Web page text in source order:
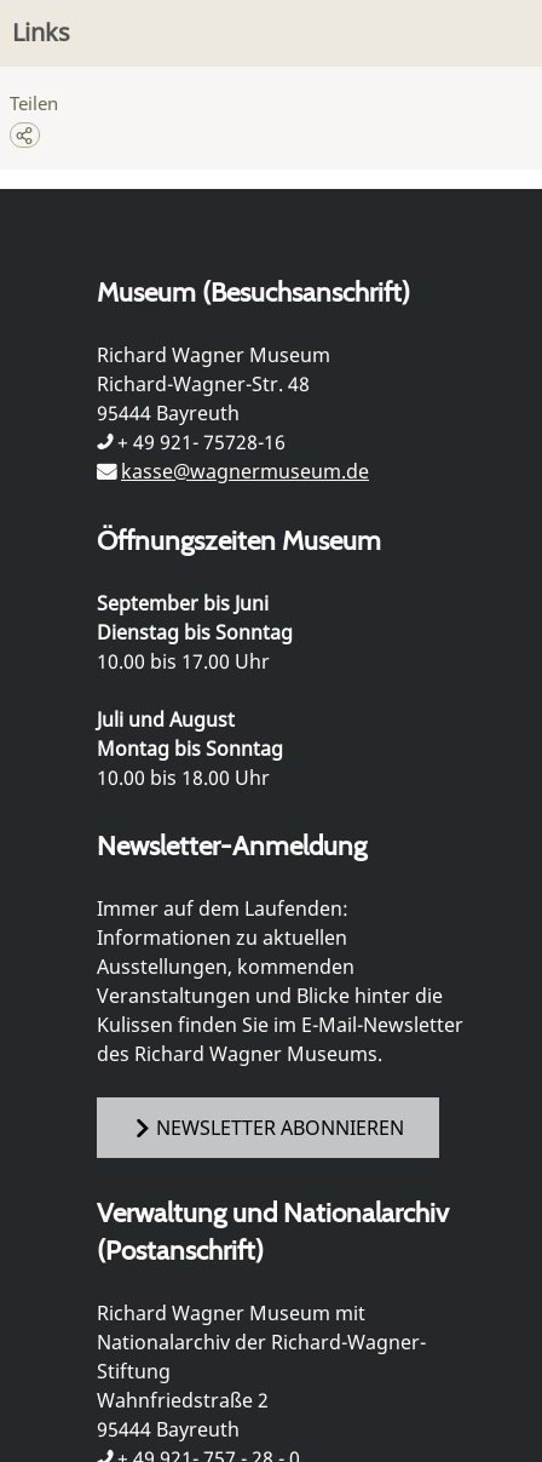
Links
Teilen
Museum (Besuchsanschrift)
Richard Wagner Museum
Richard-Wagner-Str. 48
95444 Bayreuth
+ 49 921- 75728-16
kasse@wagnermuseum.de
Öffnungszeiten Museum
September bis Juni
Dienstag bis Sonntag
10.00 bis 17.00 Uhr
Juli und August
Montag bis Sonntag
10.00 bis 18.00 Uhr
Newsletter-Anmeldung
Immer auf dem Laufenden:
Informationen zu aktuellen
Ausstellungen, kommenden
Veranstaltungen und Blicke hinter die
Kulissen finden Sie im E-Mail-Newsletter
des Richard Wagner Museums.
NEWSLETTER ABONNIEREN
Verwaltung und Nationalarchiv
(Postanschrift)
Richard Wagner Museum mit
Nationalarchiv der Richard-Wagner-
Stiftung
Wahnfriedstraße 2
95444 Bayreuth